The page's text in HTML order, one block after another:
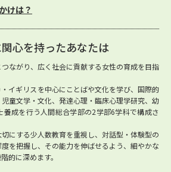
けは？
心を持ったあなたは
ながり、広く社会に貢献する女性の育成を目指
イギリスを中心にことばや文化を学び、国際的
童文学・文化、発達心理・臨床心理学研究、幼
養成を行う人間総合学部の2学部6学科で構成さ
にする少人数教育を重視し、対話型・体験型の
を把握し、その能力を伸ばせるよう、細やかな
的に深めます。